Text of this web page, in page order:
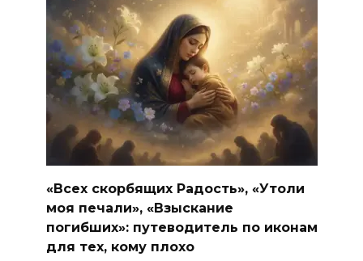
«Всех скорбящих Радость», «Утоли
моя печали», «Взыскание
погибших»: путеводитель по иконам
для тех, кому плохо